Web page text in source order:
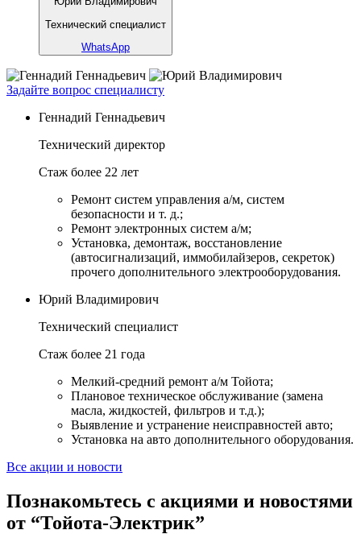
Технический специалист
WhatsApp
Задайте вопрос специалисту
Геннадий Геннадьевич
Технический директор
Стаж более 22 лет
Ремонт систем управления а/м, систем
безопасности и т. д.;
Ремонт электронных систем а/м;
Установка, демонтаж, восстановление
(автосигнализаций, иммобилайзеров, секреток)
прочего дополнительного электрооборудования.
Юрий Владимирович
Технический специалист
Стаж более 21 года
Мелкий-средний ремонт а/м Тойота;
Плановое техническое обслуживание (замена
масла, жидкостей, фильтров и т.д.);
Выявление и устранение неисправностей авто;
Установка на авто дополнительного оборудования.
Все акции и новости
Познакомьтесь с акциями и новостями
от “Тойота-Электрик”